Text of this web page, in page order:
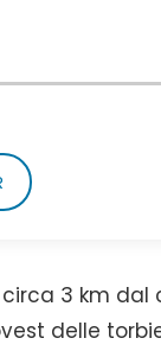
3 km dal
delle